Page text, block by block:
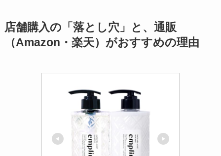
店舗購入の「落とし穴」と、通販
（Amazon・楽天）がおすすめの理由